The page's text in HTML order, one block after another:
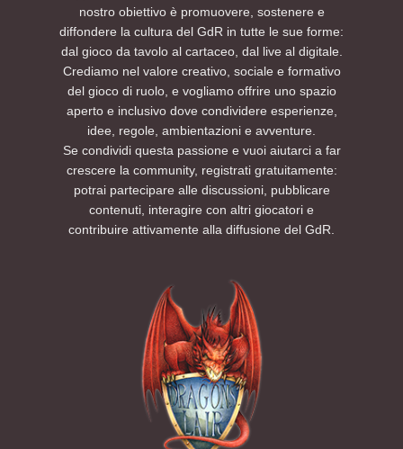
nostro obiettivo è promuovere, sostenere e
diffondere la cultura del GdR in tutte le sue forme:
dal gioco da tavolo al cartaceo, dal live al digitale.
Crediamo nel valore creativo, sociale e formativo
del gioco di ruolo, e vogliamo offrire uno spazio
aperto e inclusivo dove condividere esperienze,
idee, regole, ambientazioni e avventure.
Se condividi questa passione e vuoi aiutarci a far
crescere la community, registrati gratuitamente:
potrai partecipare alle discussioni, pubblicare
contenuti, interagire con altri giocatori e
contribuire attivamente alla diffusione del GdR.